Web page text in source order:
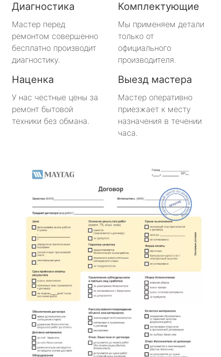
Диагностика
Мастер перед
ремонтом совершенно
бесплатно производит
диагностику.
Комплектующие
Мы применяем детали
только от
официального
производителя.
Наценка
У нас честные цены за
ремонт бытовой
техники без обмана.
Выезд мастера
Мастер оперативно
приезжает к месту
назначения в течении
часа.